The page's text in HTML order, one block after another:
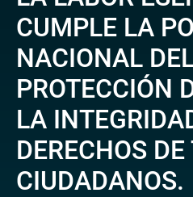
CUMPLE LA
NACIONAL
PROTECCIÓN
LA
DERECHOS
CIUDADANOS.